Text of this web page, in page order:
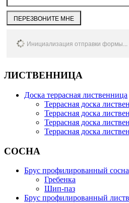
ПЕРЕЗВОНИТЕ МНЕ
Инициализация отправки формы...
ЛИСТВЕННИЦА
Доска террасная лиственница
Террасная доска
Террасная доска
Террасная доска
Террасная доска
СОСНА
Брус профилированный сосна
Гребенка
Шип-паз
Брус профилированный